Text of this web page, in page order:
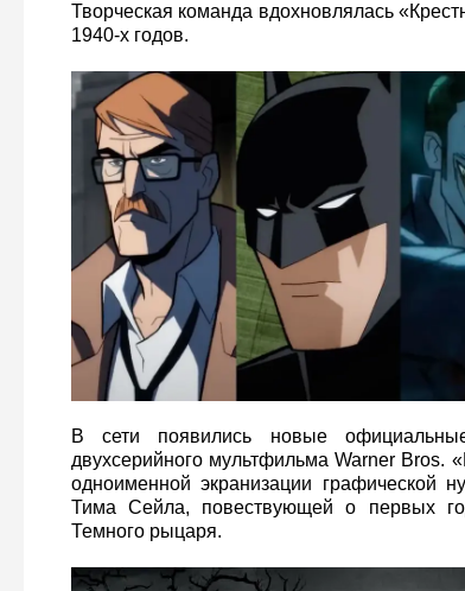
Творческая команда вдохновлялась
1940-х годов.
В сети появились новые
двухсерийного мультфильма Warner Bros.
одноименной экранизации графической
Тима Сейла, повествующей о первых
Темного рыцаря.